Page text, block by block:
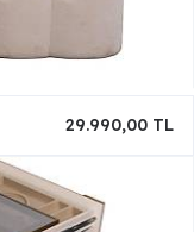
29.990,00 TL